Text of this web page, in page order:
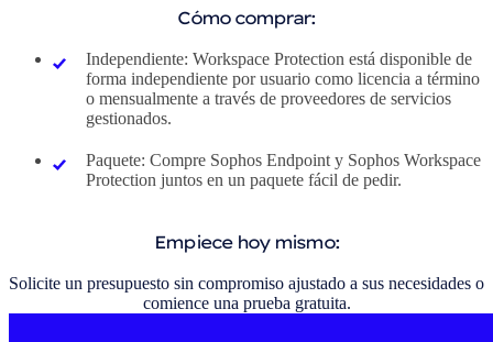
Cómo comprar:
Independiente: Workspace Protection está disponible de
forma independiente por usuario como licencia a término
o mensualmente a través de proveedores de servicios
gestionados.
Paquete: Compre Sophos Endpoint y Sophos Workspace
Protection juntos en un paquete fácil de pedir.
Empiece hoy mismo:
Solicite un presupuesto sin compromiso ajustado a sus necesidades o
comience una prueba gratuita.